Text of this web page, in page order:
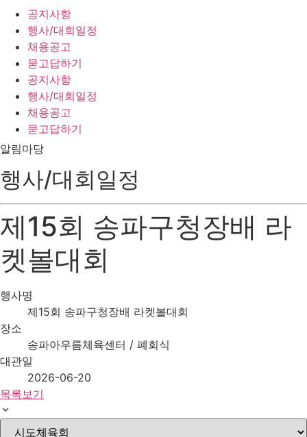
공지사항
행사/대회일정
채용공고
묻고답하기
공지사항
행사/대회일정
채용공고
묻고답하기
알림마당
행사/대회일정
제15회 송파구청장배 라
켓볼대회
행사명
제15회 송파구청장배 라켓볼대회
장소
송파아우름체육센터 / 폐회식
대관일
2026-06-20
목록보기